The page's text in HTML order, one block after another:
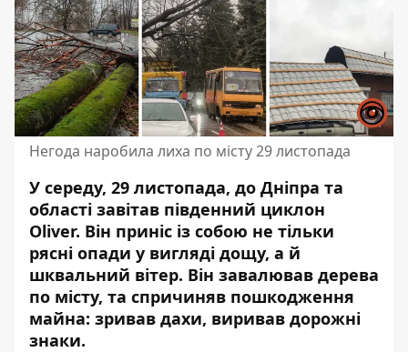
Негода наробила лиха по місту 29 листопада
У середу, 29 листопада, до Дніпра та
області завітав південний циклон
Oliver. Він приніс із собою не тільки
рясні опади у вигляді дощу, а й
шквальний вітер. Він завалював дерева
по місту, та спричиняв пошкодження
майна: зривав дахи, виривав дорожні
знаки.